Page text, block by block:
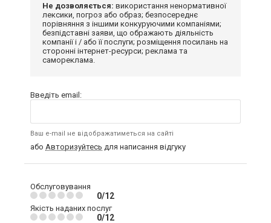
Не дозволяється: використання ненормативної
лексики, погроз або образ; безпосереднє
порівняння з іншими конкуруючими компаніями;
безпідставні заяви, що ображають діяльність
компанії і / або її послуги; розміщення посилань на
сторонні інтернет-ресурси; реклама та
самореклама.
Введіть email:
Ваш e-mail не відображатиметься на сайті
або Авторизуйтесь для написання відгуку
Обслуговування
0/12
Якість наданих послуг
0/12